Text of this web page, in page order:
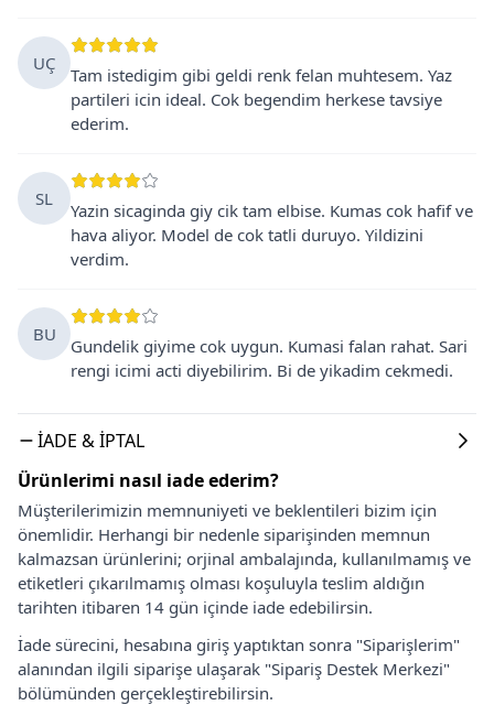
UÇ
Tam istedigim gibi geldi renk felan muhtesem. Yaz
partileri icin ideal. Cok begendim herkese tavsiye
ederim.
SL
Yazin sicaginda giy cik tam elbise. Kumas cok hafif ve
hava aliyor. Model de cok tatli duruyo. Yildizini
verdim.
BU
Gundelik giyime cok uygun. Kumasi falan rahat. Sari
rengi icimi acti diyebilirim. Bi de yikadim cekmedi.
İADE & İPTAL
Ürünlerimi nasıl iade ederim?
Müşterilerimizin memnuniyeti ve beklentileri bizim için
önemlidir. Herhangi bir nedenle siparişinden memnun
kalmazsan ürünlerini; orjinal ambalajında, kullanılmamış ve
etiketleri çıkarılmamış olması koşuluyla teslim aldığın
tarihten itibaren 14 gün içinde iade edebilirsin.
İade sürecini, hesabına giriş yaptıktan sonra "Siparişlerim"
alanından ilgili siparişe ulaşarak "Sipariş Destek Merkezi"
bölümünden gerçekleştirebilirsin.